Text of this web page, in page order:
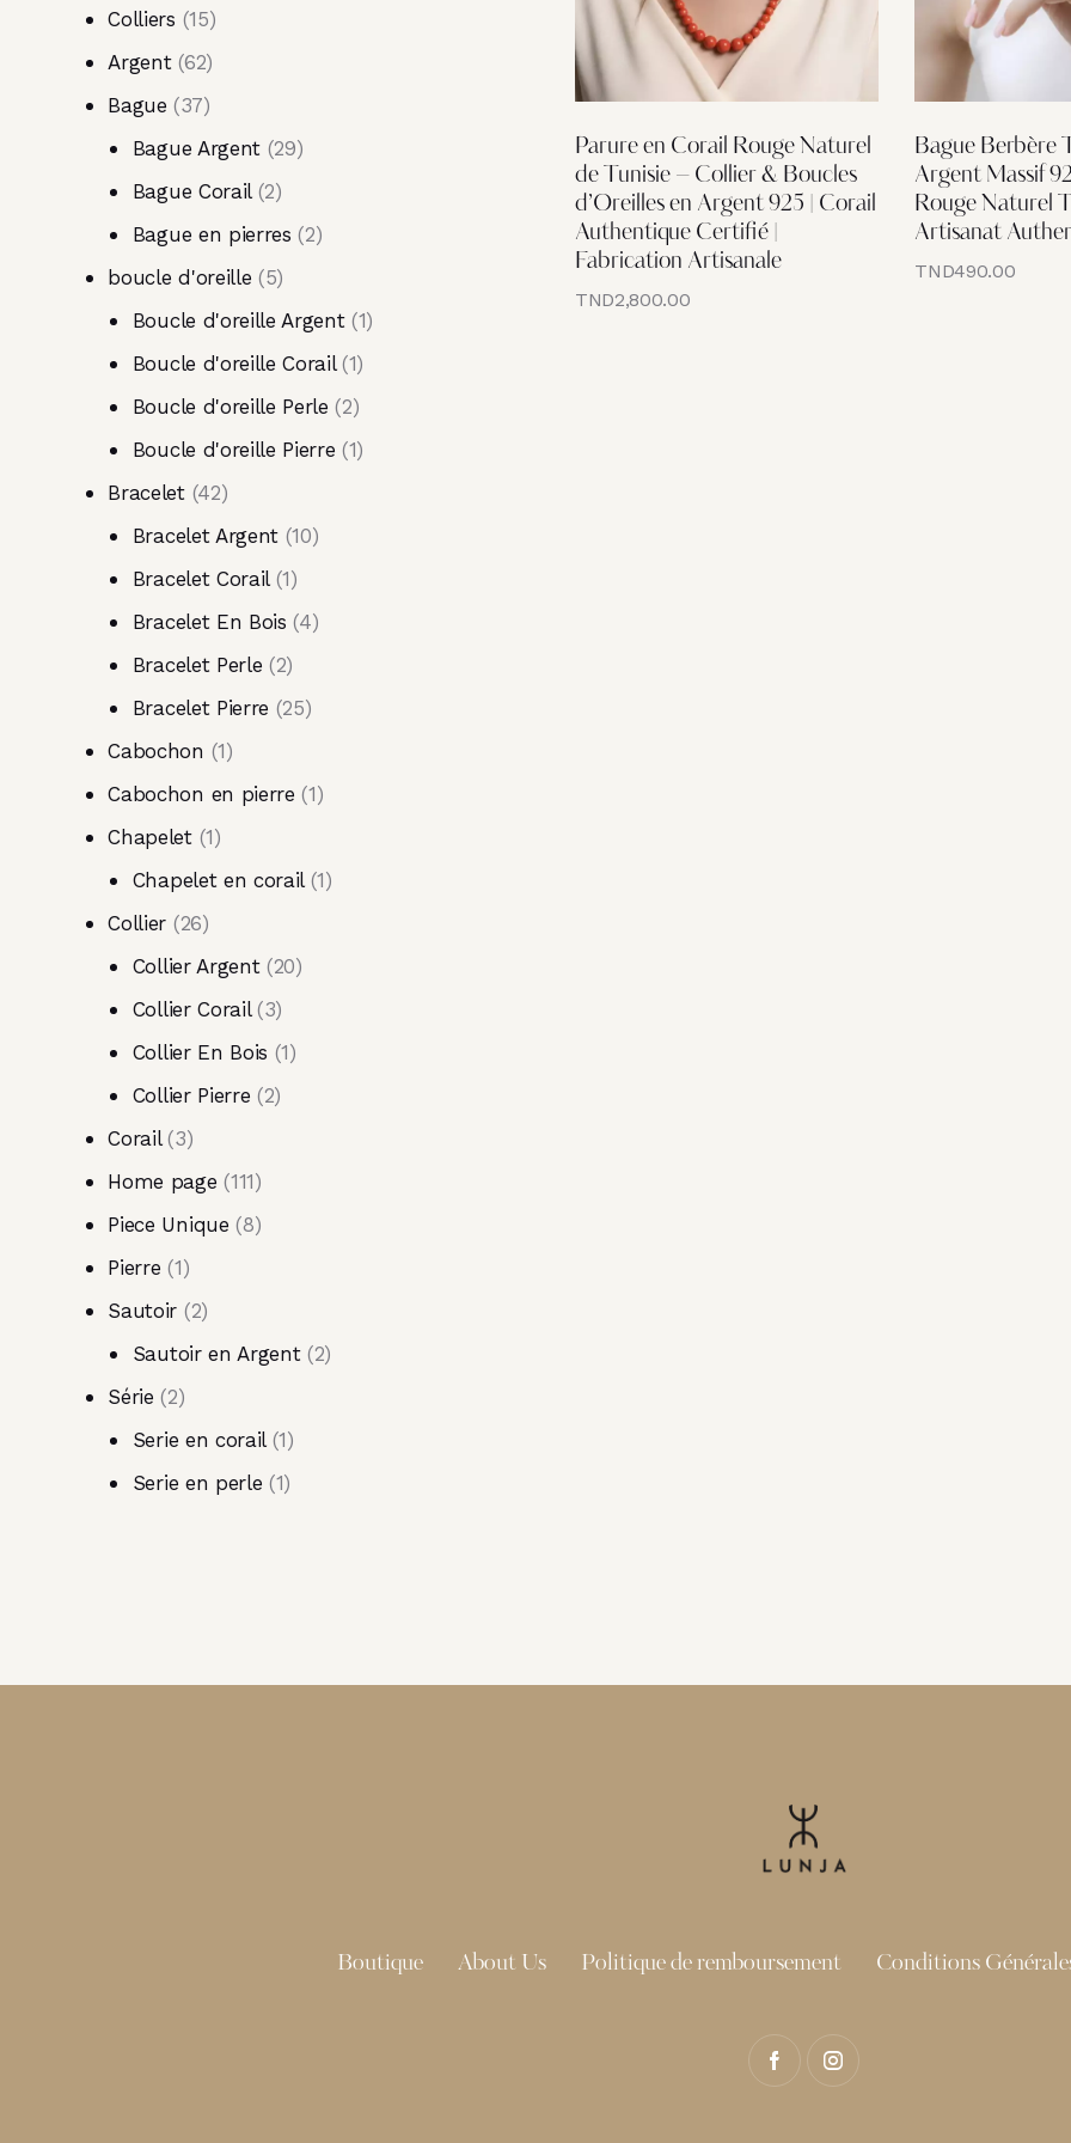
Parure en Corail Rouge Naturel
de Tunisie – Collier & Boucles
d’Oreilles en Argent 925 | Corail
Authentique Certifié |
Fabrication Artisanale
TND2,800.00
Bague Berbère
Argent Massif
Rouge Naturel
Artisanat
TND490.00
Colliers
15
Argent 62
Bague
37
Bague Argent
29
Bague Corail
2
Bague en pierres
2
boucle d'oreille
5
Boucle d'oreille Argent 1
Boucle d'oreille Corail 1
Boucle d'oreille Perle
2
Boucle d'oreille Pierre 1
Bracelet 42
Bracelet Argent 10
Bracelet Corail 1
Bracelet En Bois 4
Bracelet Perle
2
Bracelet Pierre
25
Cabochon
1
Cabochon en pierre
1
Chapelet 1
Chapelet en corail 1
Collier
26
Collier Argent
20
Collier Corail
3
Collier En Bois
1
Collier Pierre
2
Corail
3
Home page 111
Piece Unique 8
Pierre 1
Sautoir
2
Sautoir en Argent
2
Série
2
Serie en corail 1
Serie en perle 1
Boutique About Us Politique de remboursement Conditions